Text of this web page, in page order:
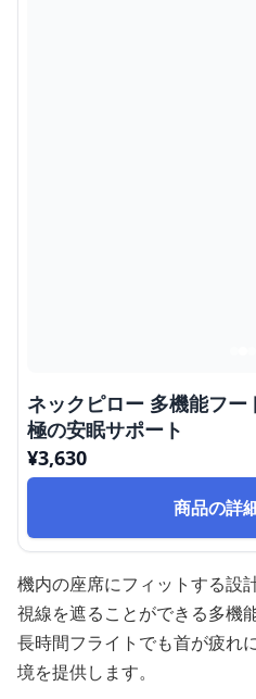
ネックピロー 多機能フ
極の安眠サポート
¥3,630
商品の詳
機内の座席にフィットする設
視線を遮ることができる多機
長時間フライトでも首が疲れ
境を提供します。